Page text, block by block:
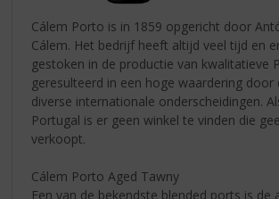
Cálem Porto is in 1859 opgericht door
Cálem. Het bedrijf heeft altijd veel tijd en
gestoken in de productie van kwalitatieve
geresulteerd in een hoge waardering door
diverse internationale onderscheidingen.
Portugal is er geen winkel te vinden die
verkoopt.
Cálem Porto Aged Tawny
Een van de bekendste blended ports is de